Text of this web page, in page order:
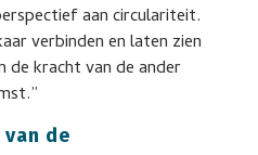
aan circulariteit.
verbinden en laten zien
de kracht van de ander
de